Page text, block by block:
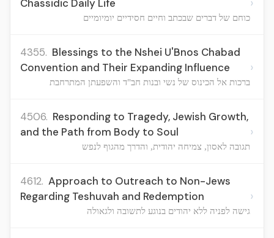
Chassidic Daily Life
כוחם של דברים שבכתב וחיים חסידיים יומיומיים
4355. Blessings to the Nshei U'Bnos Chabad
Convention and Their Expanding Influence
ברכות אל הכינוס של נשי ובנות חב"ד והשפעתן המתרחבת
›
4506. Responding to Tragedy, Jewish Growth,
and the Path from Body to Soul
תגובה לאסון, צמיחה יהודית, והדרך מהגוף לנפש
›
4612. Approach to Outreach to Non-Jews
Regarding Teshuvah and Redemption
גישה לפניה ללא יהודים בנוגע לתשובה ולגאולה
›